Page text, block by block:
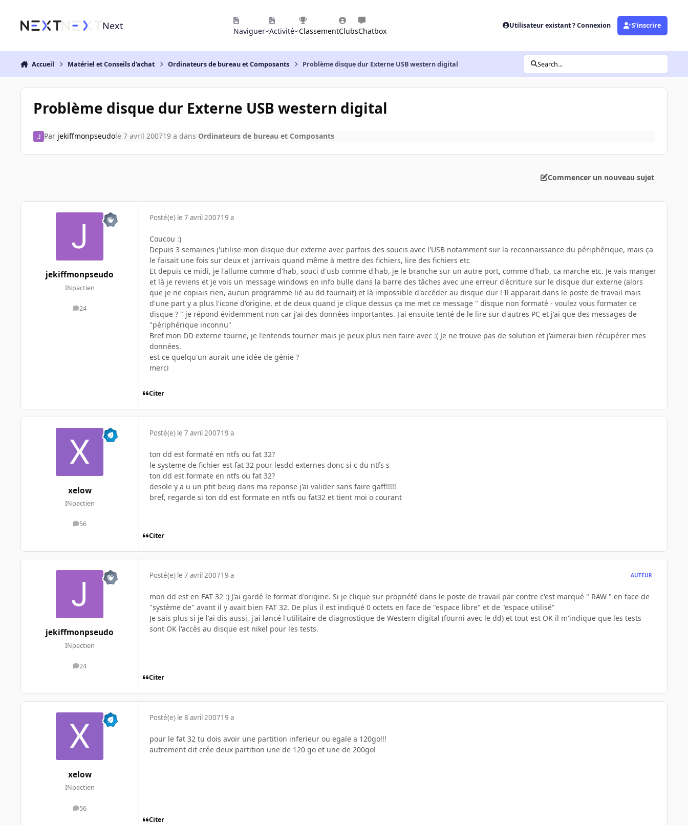
Next Naviguer Activité ClassementClubsChatbox
Utilisateur existant ? Connexion S’inscrire
Accueil Matériel et Conseils d'achat Ordinateurs de bureau et Composants Problème disque dur Externe USB western digital Search...
Problème disque dur Externe USB western digital
Par jekiffmonpseudole 7 avril 200719 a dans Ordinateurs de bureau et Composants
Commencer un nouveau sujet
jekiffmonpseudo
INpactien
24
messages
Posté(e) le 7 avril 200719 a
Coucou :)
Depuis 3 semaines j'utilise mon disque dur externe avec parfois des soucis avec l'USB notamment sur la reconnaissance du périphérique, mais ça
le faisait une fois sur deux et j'arrivais quand même à mettre des fichiers, lire des fichiers etc
Et depuis ce midi, je l'allume comme d'hab, souci d'usb comme d'hab, je le branche sur un autre port, comme d'hab, ca marche etc. Je vais manger
et là je reviens et je vois un message windows en info bulle dans la barre des tâches avec une erreur d'écriture sur le disque dur externe (alors
que je ne copiais rien, aucun programme lié au dd tournait) et là impossible d'accéder au disque dur ! Il apparait dans le poste de travail mais
d'une part y a plus l'icone d'origine, et de deux quand je clique dessus ça me met ce message " disque non formaté - voulez vous formater ce
disque ? " je répond évidemment non car j'ai des données importantes. J'ai ensuite tenté de le lire sur d'autres PC et j'ai que des messages de
"périphérique inconnu"
Bref mon DD externe tourne, je l'entends tourner mais je peux plus rien faire avec :( Je ne trouve pas de solution et j'aimerai bien récupérer mes
données.
est ce quelqu'un aurait une idée de génie ?
merci
Citer
xelow
INpactien
56
messages
Posté(e) le 7 avril 200719 a
ton dd est formaté en ntfs ou fat 32?
le systeme de fichier est fat 32 pour lesdd externes donc si c du ntfs s
ton dd est formate en ntfs ou fat 32?
desole y a u un ptit beug dans ma reponse j'ai valider sans faire gaff!!!!!
bref, regarde si ton dd est formate en ntfs ou fat32 et tient moi o courant
Citer
jekiffmonpseudo
INpactien
24
messages
Posté(e) le 7 avril 200719 a AUTEUR
mon dd est en FAT 32 :) J'ai gardé le format d'origine. Si je clique sur propriété dans le poste de travail par contre c'est marqué " RAW " en face de
"système de" avant il y avait bien FAT 32. De plus il est indiqué 0 octets en face de "espace libre" et de "espace utilisé"
Je sais plus si je l'ai dis aussi, j'ai lancé l'utilitaire de diagnostique de Western digital (fourni avec le dd) et tout est OK il m'indique que les tests
sont OK l'accès au disque est nikel pour les tests.
Citer
xelow
INpactien
56
messages
Posté(e) le 8 avril 200719 a
pour le fat 32 tu dois avoir une partition inferieur ou egale a 120go!!!
autrement dit crée deux partition une de 120 go et une de 200go!
Citer